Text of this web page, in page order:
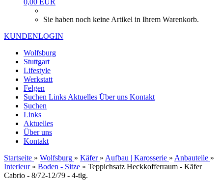
0,00 EUR
Sie haben noch keine Artikel in Ihrem Warenkorb.
KUNDENLOGIN
Wolfsburg
Stuttgart
Lifestyle
Werkstatt
Felgen
Suchen Links Aktuelles Über uns Kontakt
Suchen
Links
Aktuelles
Über uns
Kontakt
Startseite » Wolfsburg » Käfer » Aufbau | Karosserie » Anbauteile »
Interieur » Boden - Sitze » Teppichsatz Heckkofferraum - Käfer
Cabrio - 8/72-12/79 - 4-tlg.